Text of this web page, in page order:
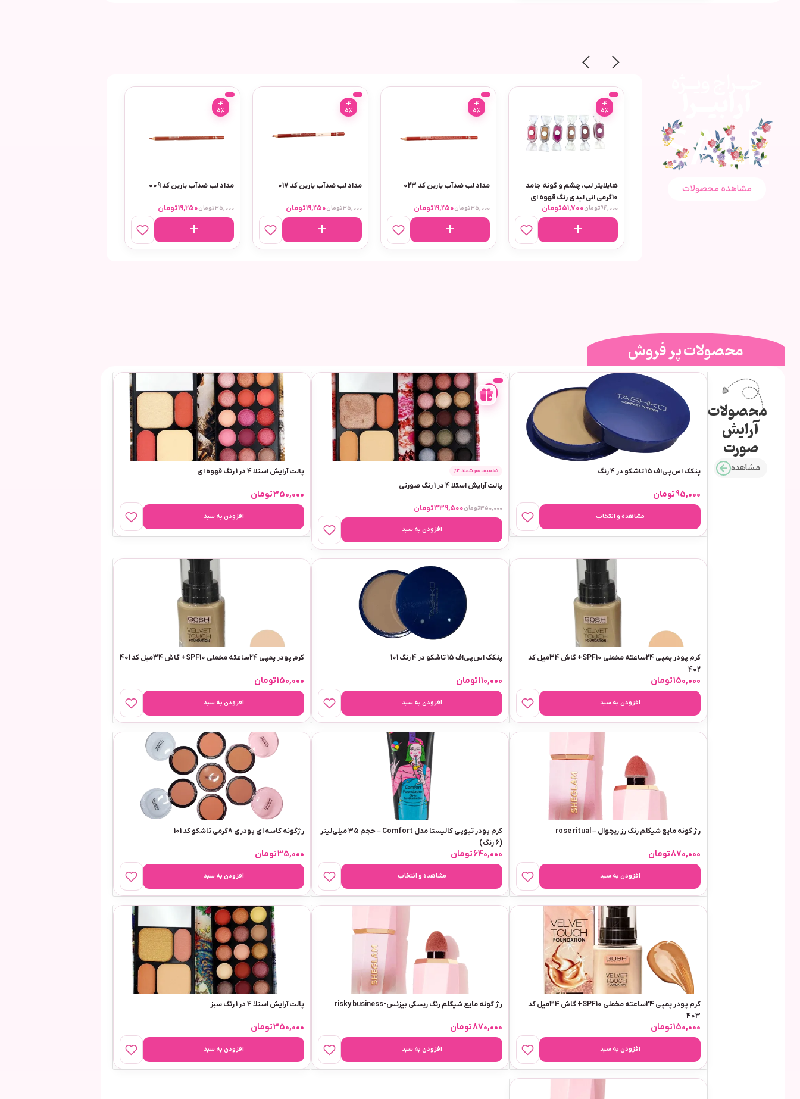
مشاهده محصولات
-4
5%
هایلایتر لب، چشم و گونه جامد
10گرمی انی لیدی رنگ قهوه ای
94,000تومان51,700تومان
-4
5%
مداد لب ضدآب بارین کد 023
35,000تومان19,250تومان
-4
5%
مداد لب ضدآب بارین کد 017
35,000تومان19,250تومان
-4
5%
مداد لب ضدآب بارین کد 009
35,000تومان19,250تومان
محصولات پر فروش
محصولات
آرایش
صورت
مشاهده پنکک اس‌پی‌اف 15 تاشکو در 4 رنگ
95,000تومان
مشاهده و انتخاب
-
3%
تخفیف هوشمند 3٪
پالت آرایش استلا 4 در 1 رنگ صورتی
350,000تومان339,500تومان
افزودن به سبد
پالت آرایش استلا 4 در 1 رنگ قهوه ای
350,000تومان
افزودن به سبد
کرم پودر پمپی 24ساعته مخملی SPF10+ گاش 34میل کد
402
150,000تومان
افزودن به سبد
پنکک اس‌پی‌اف 15 تاشکو در 4 رنگ 101
110,000تومان
افزودن به سبد
کرم پودر پمپی 24ساعته مخملی SPF10+ گاش 34میل کد 401
150,000تومان
افزودن به سبد
رژ گونه مایع شیگلم رنگ رز ریچوال – rose ritual
870,000تومان
افزودن به سبد
کرم پودر تیوپی کالیستا مدل Comfort – حجم ۳۵ میلی‌لیتر
(۶ رنگ)
640,000تومان
مشاهده و انتخاب
رژگونه کاسه ای پودری 8گرمی تاشکو کد 101
35,000تومان
افزودن به سبد
کرم پودر پمپی 24ساعته مخملی SPF10+ گاش 34میل کد
403
150,000تومان
افزودن به سبد
رژ گونه مایع شیگلم رنگ ریسکی بیزنس-risky business
870,000تومان
افزودن به سبد
پالت آرایش استلا 4 در 1 رنگ سبز
350,000تومان
افزودن به سبد